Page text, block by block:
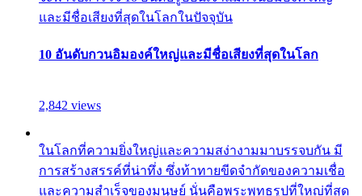
และมีชื่อเสียงที่สุดในโลกในปัจจุบัน
10 อันดับกวนอิมองค์ใหญ่และมีชื่อเสียงที่สุดในโลก
2,842 views
ในโลกที่ความยิ่งใหญ่และความสง่างามมาบรรจบกัน มี
การสร้างสรรค์ที่น่าทึ่ง ซึ่งท้าทายขีดจำกัดของความเชื่อ
และความสำเร็จของมนุษย์ นั่นคือพระพุทธรูปที่ใหญ่ที่สุด